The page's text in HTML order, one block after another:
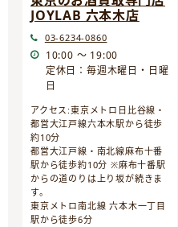
JOYLAB 六本木店
03-6234-0860
10:00 ～ 19:00
定休日：毎週木曜日・日曜
日
アクセス:東京メトロ日比谷線・
都営大江戸線六本木駅から徒歩
約10分
都営大江戸線・南北線麻布十番
駅から徒歩約10分 ※麻布十番駅
からの道のりは上り坂が続きま
す。
東京メトロ南北線 六本木一丁目
駅から徒歩6分